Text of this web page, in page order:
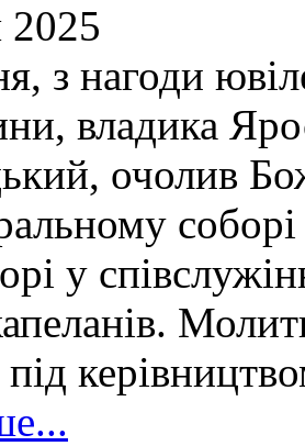
2025
з нагоди
владика
очолив
у
під